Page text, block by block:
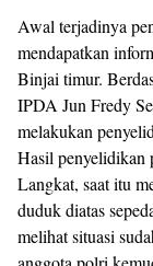
Awal terjadinya
mendapatkan
Binjai timur.
IPDA Jun Fredy
melakukan
Hasil penyelidikan
Langkat, saat itu
duduk diatas
melihat situasi